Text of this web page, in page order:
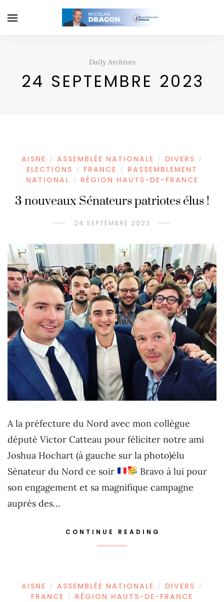
Daily Archives
24 SEPTEMBRE 2023
AISNE / ASSEMBLÉE NATIONALE / DIVERS /
ELECTIONS / FRANCE /
RASSEMBLEMENT
NATIONAL
/ RÉGION HAUTS-DE-FRANCE
3 nouveaux Sénateurs patriotes élus !
24 SEPTEMBRE 2023
A la préfecture du Nord avec mon collègue
député Victor Catteau pour féliciter notre ami
Joshua Hochart (à gauche sur la photo)élu
Sénateur du Nord ce soir
Bravo à lui pour
son engagement et sa magnifique campagne
auprès des…
CONTINUE READING
AISNE / ASSEMBLÉE NATIONALE / DIVERS /
FRANCE / RÉGION HAUTS-DE-FRANCE